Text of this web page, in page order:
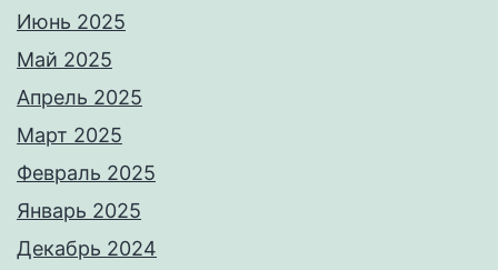
Июнь 2025
Май 2025
Апрель 2025
Март 2025
Февраль 2025
Январь 2025
Декабрь 2024